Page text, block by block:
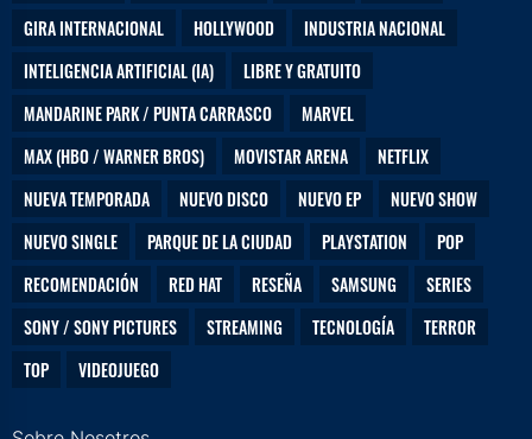
GIRA INTERNACIONAL
HOLLYWOOD
INDUSTRIA NACIONAL
INTELIGENCIA ARTIFICIAL (IA)
LIBRE Y GRATUITO
MANDARINE PARK / PUNTA CARRASCO
MARVEL
MAX (HBO / WARNER BROS)
MOVISTAR ARENA
NETFLIX
NUEVA TEMPORADA
NUEVO DISCO NUEVO EP
NUEVO SHOW
NUEVO SINGLE
PARQUE DE LA CIUDAD PLAYSTATION
POP
RECOMENDACIÓN
RED HAT RESEÑA SAMSUNG
SERIES
SONY / SONY PICTURES
STREAMING TECNOLOGÍA
TERROR
TOP
VIDEOJUEGO